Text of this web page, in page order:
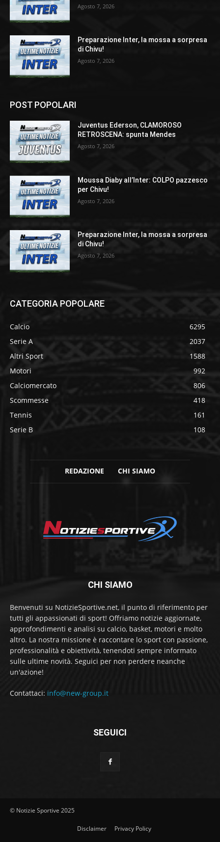
Agosto 7, 2026
Preparazione Inter, la mossa a sorpresa
di Chivu!
Agosto 7, 2026
POST POPOLARI
Juventus Ederson, CLAMOROSO
RETROSCENA: spunta Mendes
Agosto 7, 2026
Moussa Diaby all’Inter: COLPO pazzesco
per Chivu!
Agosto 7, 2026
Preparazione Inter, la mossa a sorpresa
di Chivu!
Agosto 7, 2026
CATEGORIA POPOLARE
Calcio
6295
Serie A
2037
Altri Sport
1588
Motori
992
Calciomercato
806
Scommesse
418
Tennis
161
Serie B
108
REDAZIONE CHI SIAMO
CHI SIAMO
Benvenuti su NotizieSportive.net, il punto di riferimento per
tutti gli appassionati di sport! Offriamo notizie aggiornate,
approfondimenti e analisi su calcio, basket, motori e molto
altro. La nostra missione è raccontare lo sport con passione,
professionalità e obiettività, tenendoti sempre informato
sulle ultime novità. Seguici per non perdere neanche
un'azione!
Contattaci: info@new-group.it
SEGUICI
© Notizie Sportive 2025
Disclaimer Privacy Policy